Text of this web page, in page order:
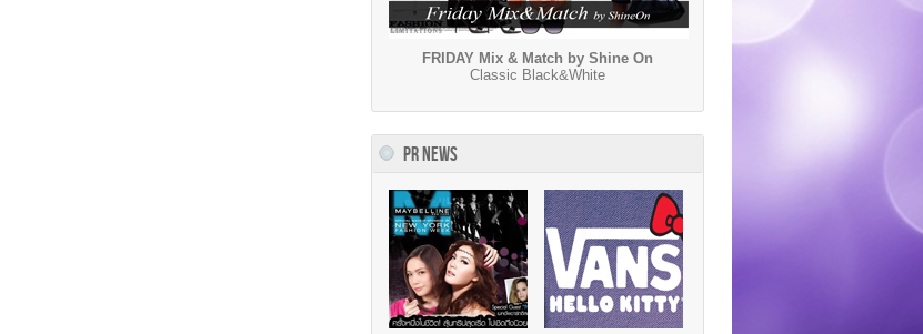
FRIDAY Mix & Match by Shine On
Classic Black&White
PR NEWS